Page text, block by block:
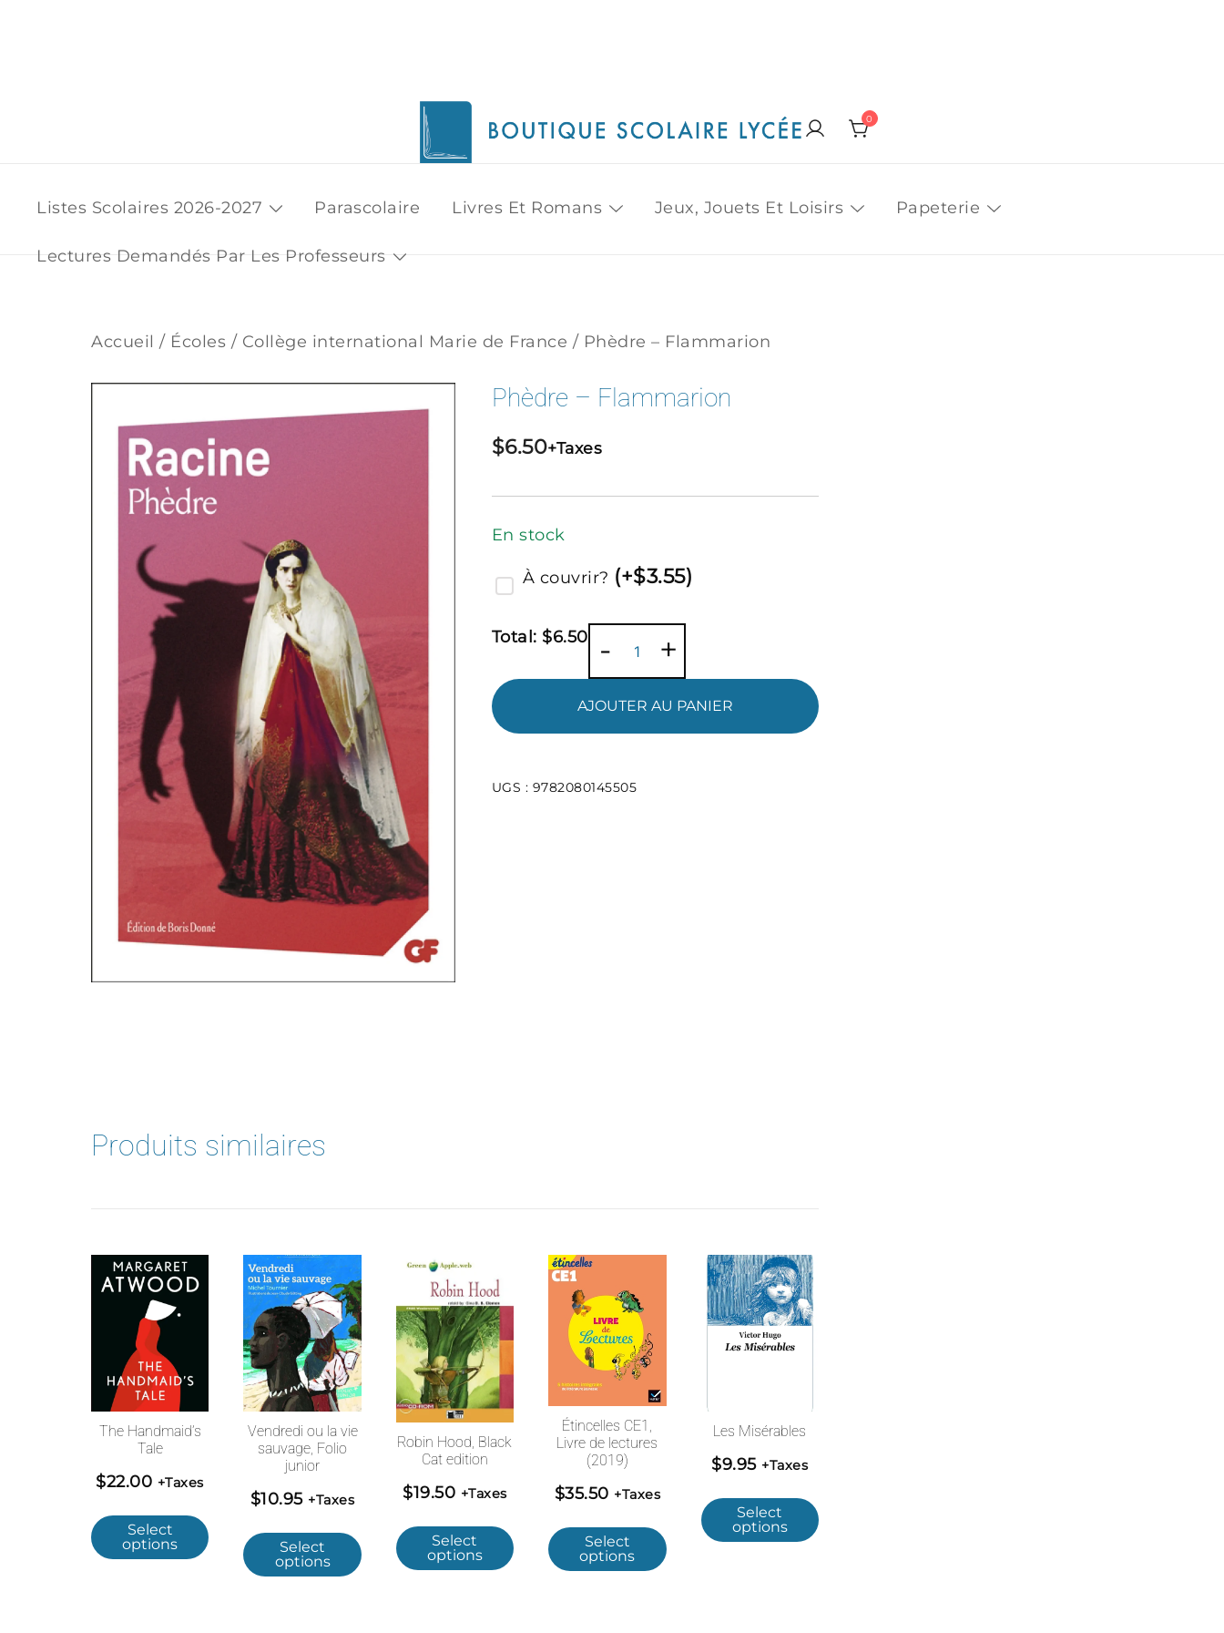
0
Listes Scolaires 2026-2027 Parascolaire Livres Et Romans Jeux, Jouets Et Loisirs Papeterie
Lectures Demandés Par Les Professeurs
Accueil / Écoles / Collège international Marie de France / Phèdre – Flammarion
Phèdre – Flammarion
$6.50+Taxes
En stock
À couvrir? (+$3.55)
Total: $6.50 -
quantité
+
AJOUTER AU PANIER
UGS : 9782080145505
Produits similaires
The Handmaid’s
Tale
$22.00 +Taxes
Select
options
Vendredi ou la vie
sauvage, Folio
junior
$10.95 +Taxes
Select
options
Robin Hood, Black
Cat edition
$19.50 +Taxes
Select
options
Étincelles CE1,
Livre de lectures
(2019)
$35.50 +Taxes
Select
options
Les Misérables
$9.95 +Taxes
Select
options